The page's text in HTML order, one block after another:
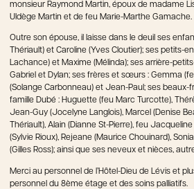
monsieur Raymond Martin, époux de madame
Uldège Martin et de feu Marie-Marthe Gamache.
Outre son épouse, il laisse dans le deuil ses
Thériault) et Caroline (Yves Cloutier); ses petits-
Lachance) et Maxime (Mélinda); ses arrière-
Gabriel et Dylan; ses frères et sœurs : Gemma
(Solange Carbonneau) et Jean-Paul; ses beaux-
famille Dubé : Huguette (feu Marc Turcotte),
Jean-Guy (Jocelyne Langlois), Marcel (Denise
Thériault), Alain (Dianne St-Pierre), feu
(Sylvie Rioux), Rejeane (Maurice Chouinard),
(Gilles Ross); ainsi que ses neveux et nièces,
Merci au personnel de l’Hôtel-Dieu de Lévis et
personnel du 8ème étage et des soins palliatifs.